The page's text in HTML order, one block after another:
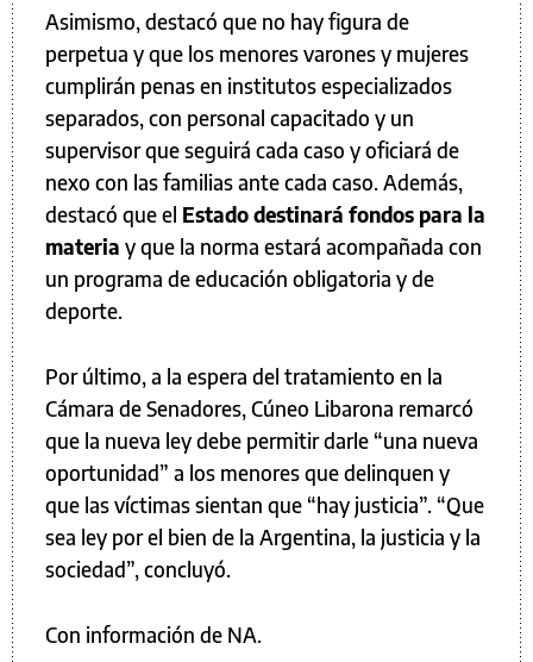
Asimismo, destacó que no hay figura de
perpetua y que los menores varones y mujeres
cumplirán penas en institutos especializados
separados, con personal capacitado y un
supervisor que seguirá cada caso y oficiará de
nexo con las familias ante cada caso. Además,
destacó que el Estado destinará fondos para la
materia y que la norma estará acompañada con
un programa de educación obligatoria y de
deporte.
Por último, a la espera del tratamiento en la
Cámara de Senadores, Cúneo Libarona remarcó
que la nueva ley debe permitir darle “una nueva
oportunidad” a los menores que delinquen y
que las víctimas sientan que “hay justicia”. “Que
sea ley por el bien de la Argentina, la justicia y la
sociedad”, concluyó.
Con información de NA.